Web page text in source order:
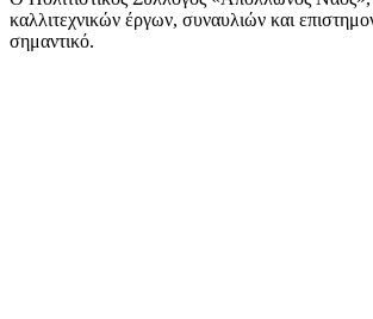
καλλιτεχνικών έργων, συναυλιών και
σημαντικό.